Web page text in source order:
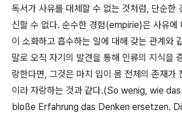
독서가 사유를 대체할 수 없는 것처럼, 단순한
신할 수 없다. 순수한 경험(empirie)은 사유에
이 소화하고 흡수하는 일에 대해 갖는 관계와
말로 오직 자기의 발견을 통해 인류의 지식을
랑한다면, 그것은 마치 입이 몸 전체의 존재가
이라 자랑하는 것과 같다.(So wenig, wie
bloße Erfahrung das Denken ersetzen.